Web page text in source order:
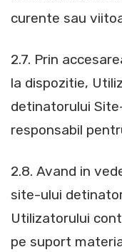
curente sau
2.7. Prin
la dispozitie,
detinatorului
responsabil
2.8. Avand in
site-ului
Utilizatorului
pe suport